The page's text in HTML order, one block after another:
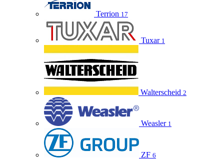
Terrion 17
Tuxar 1
Walterscheid 2
Weasler 1
ZF 6